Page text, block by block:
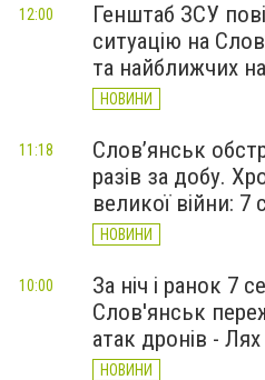
Генштаб ЗСУ
ситуацію на
та найближчих
НОВИНИ
12:00
Слов’янськ
разів за добу.
великої війни: 7
НОВИНИ
11:18
За ніч і ранок 7
Слов'янськ
атак дронів - Лях
НОВИНИ
10:00